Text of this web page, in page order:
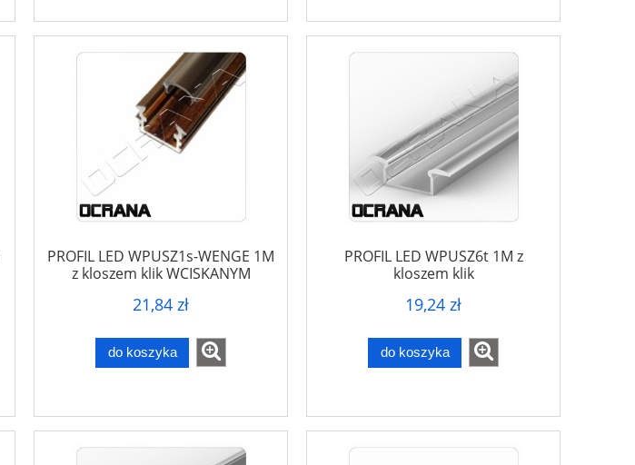
PROFIL LED WPUSZ1s-WENGE 1M
z kloszem klik WCISKANYM
21,84 zł
do koszyka
PROFIL LED WPUSZ6t 1M z
kloszem klik
19,24 zł
do koszyka